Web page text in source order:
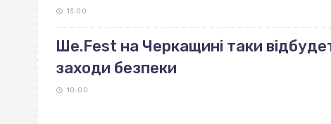
13:00
Ше.Fest на Черкащині таки
заходи безпеки
10:00